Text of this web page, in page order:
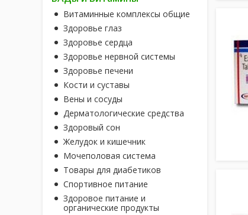
Витаминные комплексы общие
Здоровье глаз
Здоровье сердца
Здоровье нервной системы
Здоровье печени
Кости и суставы
Вены и сосуды
Дерматологические средства
Здоровый сон
Желудок и кишечник
Мочеполовая система
Товары для диабетиков
Спортивное питание
Здоровое питание и
органические продукты